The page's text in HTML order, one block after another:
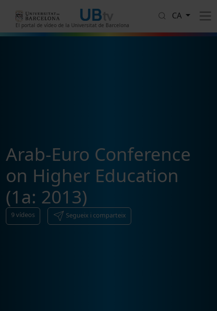
El portal de vídeo de la Universitat de Barcelona
CA
Arab-Euro Conference
on Higher Education
(1a: 2013)
9vídeos Segueix i comparteix